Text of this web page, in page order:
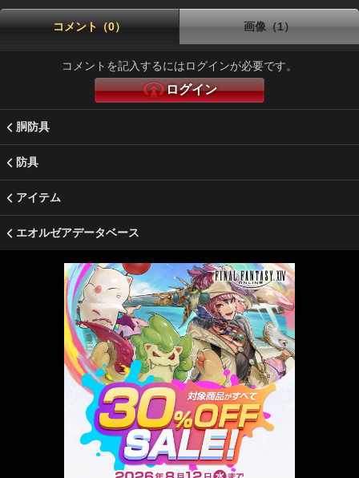
コメント（0） 画像（1）
コメントを記入するにはログインが必要です。
ログイン
胴防具
防具
アイテム
エオルゼアデータベース